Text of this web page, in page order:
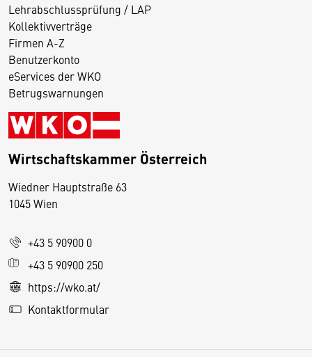
Lehrabschlussprüfung / LAP
Kollektivverträge
Firmen A-Z
Benutzerkonto
eServices der WKO
Betrugswarnungen
Wirtschaftskammer Österreich
Wiedner Hauptstraße 63
1045 Wien
+43 5 90900 0
+43 5 90900 250
https://wko.at/
Kontaktformular
D
s
e
S
e